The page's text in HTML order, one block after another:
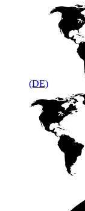
(DE)